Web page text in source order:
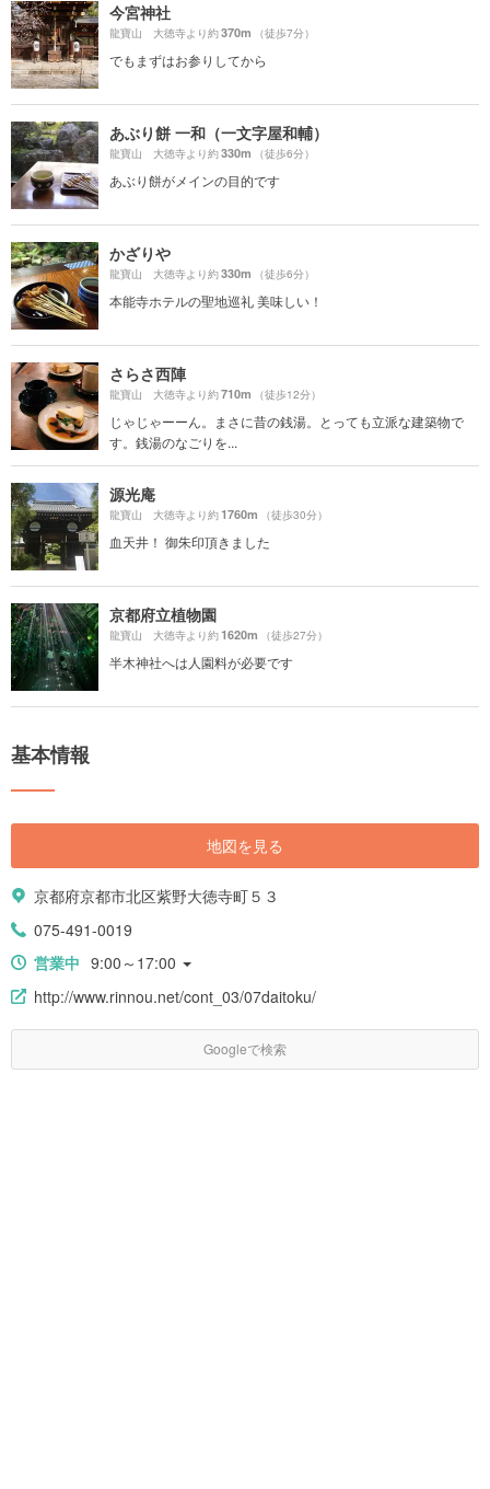
今宮神社
龍寶山 大徳寺より約370m （徒歩7分）
でもまずはお参りしてから
あぶり餅 一和（一文字屋和輔）
龍寶山 大徳寺より約330m （徒歩6分）
あぶり餅がメインの目的です
かざりや
龍寶山 大徳寺より約330m （徒歩6分）
本能寺ホテルの聖地巡礼 美味しい！
さらさ西陣
龍寶山 大徳寺より約710m （徒歩12分）
じゃじゃーーん。まさに昔の銭湯。とっても立派な建築物で
す。銭湯のなごりを...
源光庵
龍寶山 大徳寺より約1760m （徒歩30分）
血天井！ 御朱印頂きました
京都府立植物園
龍寶山 大徳寺より約1620m （徒歩27分）
半木神社へは人園料が必要です
基本情報
地図を見る
京都府京都市北区紫野大徳寺町５３
075-491-0019
営業中 9:00～17:00
http://www.rinnou.net/cont_03/07daitoku/
Googleで検索